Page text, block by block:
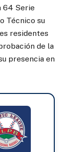
64 Serie
Técnico su
residentes
de la
presencia en